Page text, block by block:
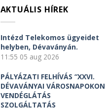
AKTUÁLIS HÍREK
Intézd Telekomos ügyeidet
helyben, Dévaványán.
11:55 05 aug 2026
PÁLYÁZATI FELHÍVÁS “XXVI.
DÉVAVÁNYAI VÁROSNAPOKON
VENDÉGLÁTÁS
SZOLGÁLTATÁS